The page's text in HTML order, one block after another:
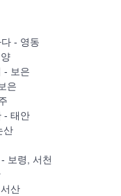
- 영동
- 보은
은
- 태안
산
보령, 서천
산